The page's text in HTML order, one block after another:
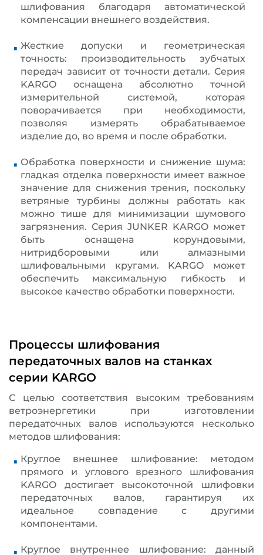
шлифования благодаря автоматической
компенсации внешнего воздействия.
Жесткие допуски и геометрическая
точность: производительность зубчатых
передач зависит от точности детали. Серия
KARGO оснащена абсолютно точной
измерительной системой, которая
поворачивается при необходимости,
позволяя измерять обрабатываемое
изделие до, во время и после обработки.
Обработка поверхности и снижение шума:
гладкая отделка поверхности имеет важное
значение для снижения трения, поскольку
ветряные турбины должны работать как
можно тише для минимизации шумового
загрязнения. Серия JUNKER KARGO может
быть оснащена корундовыми,
нитридборовыми или алмазными
шлифовальными кругами. KARGO может
обеспечить максимальную гибкость и
высокое качество обработки поверхности.
Процессы шлифования
передаточных валов на станках
серии KARGO
С целью соответствия высоким требованиям
ветроэнергетики при изготовлении
передаточных валов используются несколько
методов шлифования:
Круглое внешнее шлифование: методом
прямого и углового врезного шлифования
KARGO достигает высокоточной шлифовки
передаточных валов, гарантируя их
идеальное совпадение с другими
компонентами.
Круглое внутреннее шлифование: данный